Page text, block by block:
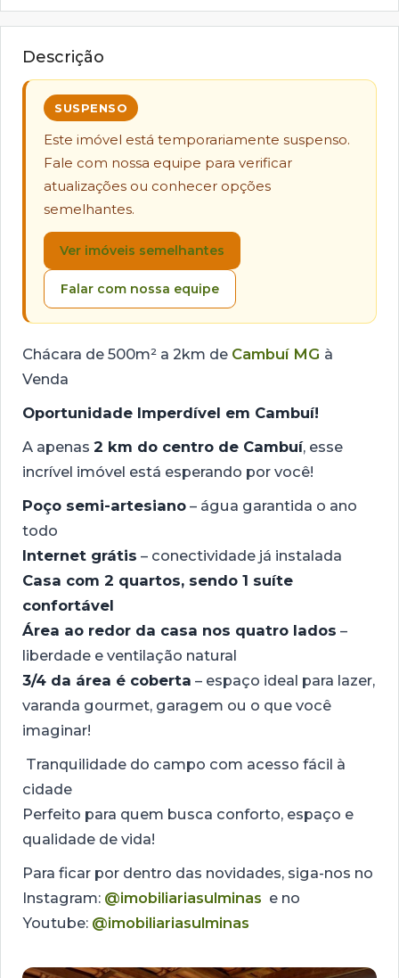
Descrição
SUSPENSO
Este imóvel está temporariamente suspenso.
Fale com nossa equipe para verificar
atualizações ou conhecer opções
semelhantes.
Ver imóveis semelhantes
Falar com nossa equipe
Chácara de 500m² a 2km de Cambuí MG à
Venda
Oportunidade Imperdível em Cambuí!
A apenas 2 km do centro de Cambuí, esse
incrível imóvel está esperando por você!
Poço semi-artesiano – água garantida o ano
todo
Internet grátis – conectividade já instalada
Casa com 2 quartos, sendo 1 suíte
confortável
Área ao redor da casa nos quatro lados –
liberdade e ventilação natural
3/4 da área é coberta – espaço ideal para lazer,
varanda gourmet, garagem ou o que você
imaginar!
Tranquilidade do campo com acesso fácil à
cidade
Perfeito para quem busca conforto, espaço e
qualidade de vida!
Para ficar por dentro das novidades, siga-nos no
Instagram: @imobiliariasulminas e no
Youtube: @imobiliariasulminas